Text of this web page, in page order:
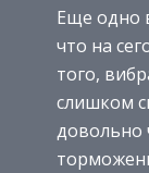
Еще одно
что на
того,
слишком
довольно